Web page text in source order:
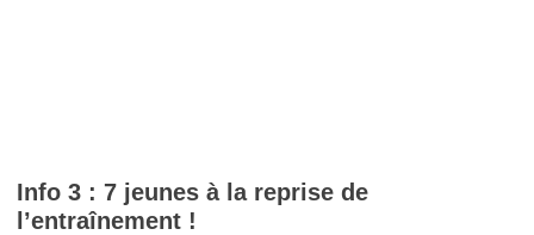
Info 3 : 7 jeunes à la reprise de
l’entraînement !